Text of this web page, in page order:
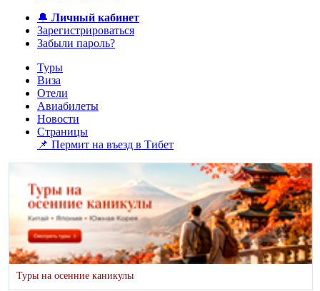
🔔 Личный кабинет
Зарегистрироваться
Забыли пароль?
Туры
Виза
Отели
Авиабилеты
Новости
Страницы
📌 Пермит на въезд в Тибет
Туры на осенние каникулы